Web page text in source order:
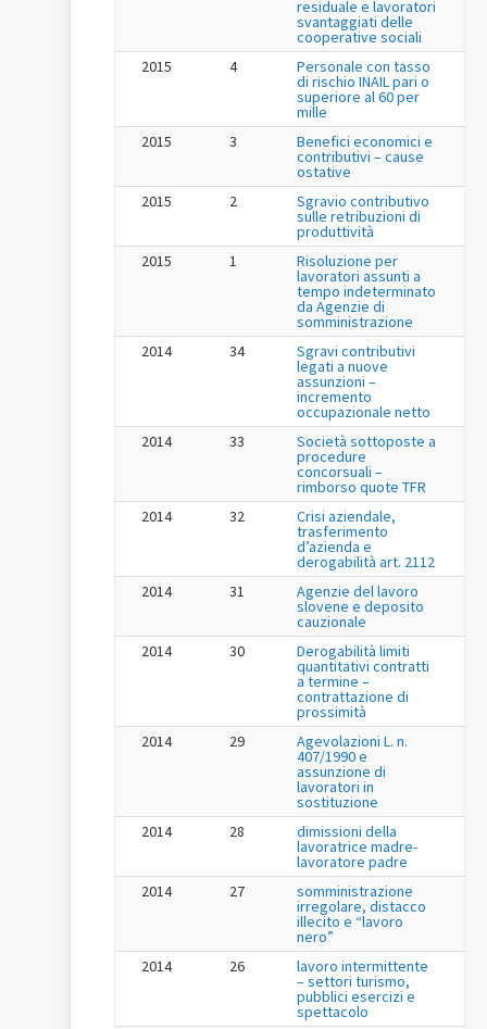
residuale e lavoratori
svantaggiati delle
cooperative sociali
2015
4 Personale con tasso
di rischio INAIL pari o
superiore al 60 per
mille
2015
3 Benefici economici e
contributivi – cause
ostative
2015
2 Sgravio contributivo
sulle retribuzioni di
produttività
2015
1 Risoluzione per
lavoratori assunti a
tempo indeterminato
da Agenzie di
somministrazione
2014
34 Sgravi contributivi
legati a nuove
assunzioni –
incremento
occupazionale netto
2014
33 Società sottoposte a
procedure
concorsuali –
rimborso quote TFR
2014
32 Crisi aziendale,
trasferimento
d’azienda e
derogabilità art. 2112
2014
31 Agenzie del lavoro
slovene e deposito
cauzionale
2014
30 Derogabilità limiti
quantitativi contratti
a termine –
contrattazione di
prossimità
2014
29 Agevolazioni L. n.
407/1990 e
assunzione di
lavoratori in
sostituzione
2014
28 dimissioni della
lavoratrice madre-
lavoratore padre
2014
27 somministrazione
irregolare, distacco
illecito e “lavoro
nero”
2014
26 lavoro intermittente
– settori turismo,
pubblici esercizi e
spettacolo